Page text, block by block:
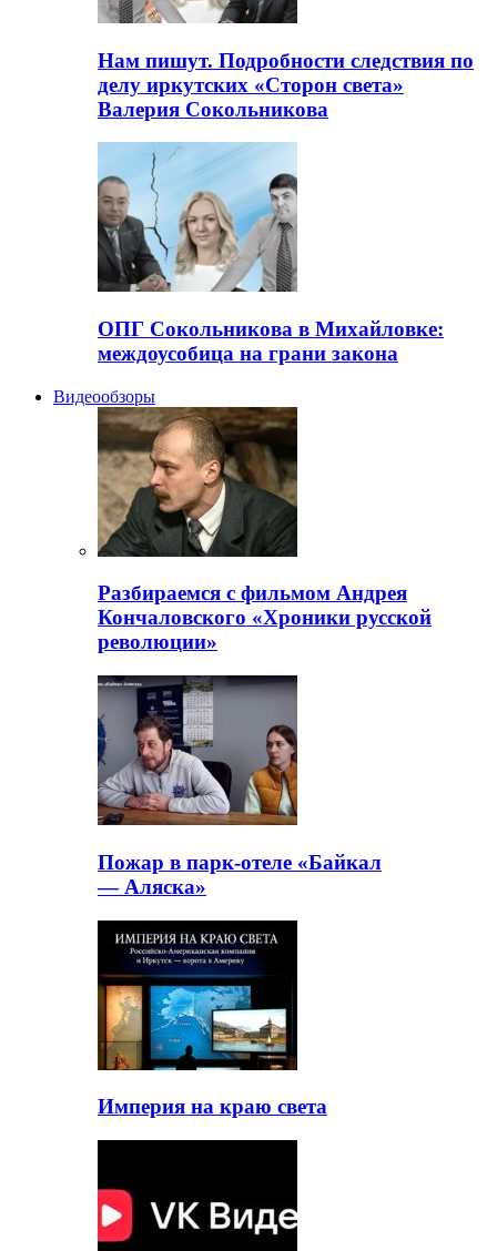
Нам пишут. Подробности следствия по
делу иркутских «Сторон света»
Валерия Сокольникова
ОПГ Сокольникова в Михайловке:
междоусобица на грани закона
Видеообзоры
Разбираемся с фильмом Андрея
Кончаловского «Хроники русской
революции»
Пожар в парк-отеле «Байкал
— Аляска»
Империя на краю света